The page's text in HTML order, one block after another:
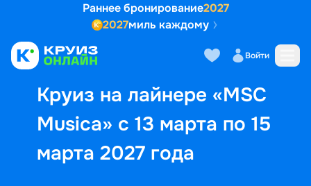
Раннее бронирование2027
2027миль каждому
Войти
Круиз на лайнере «MSC
Musica» с 13 марта по 15
марта 2027 года
Выбор кают Маршрут и